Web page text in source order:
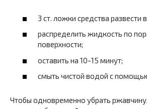
3 ст. ложки средства развести
распределить жидкость по
поверхности;
оставить на 10-15 минут;
смыть чистой водой с
Чтобы одновременно убрать